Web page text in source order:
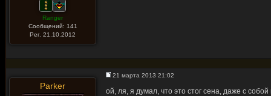
Ranger
Сообщений: 141
Рег. 21.10.2012
Parker
21 марта 2013 21:02
ой, ля, я думал, что это стог сена, даже с